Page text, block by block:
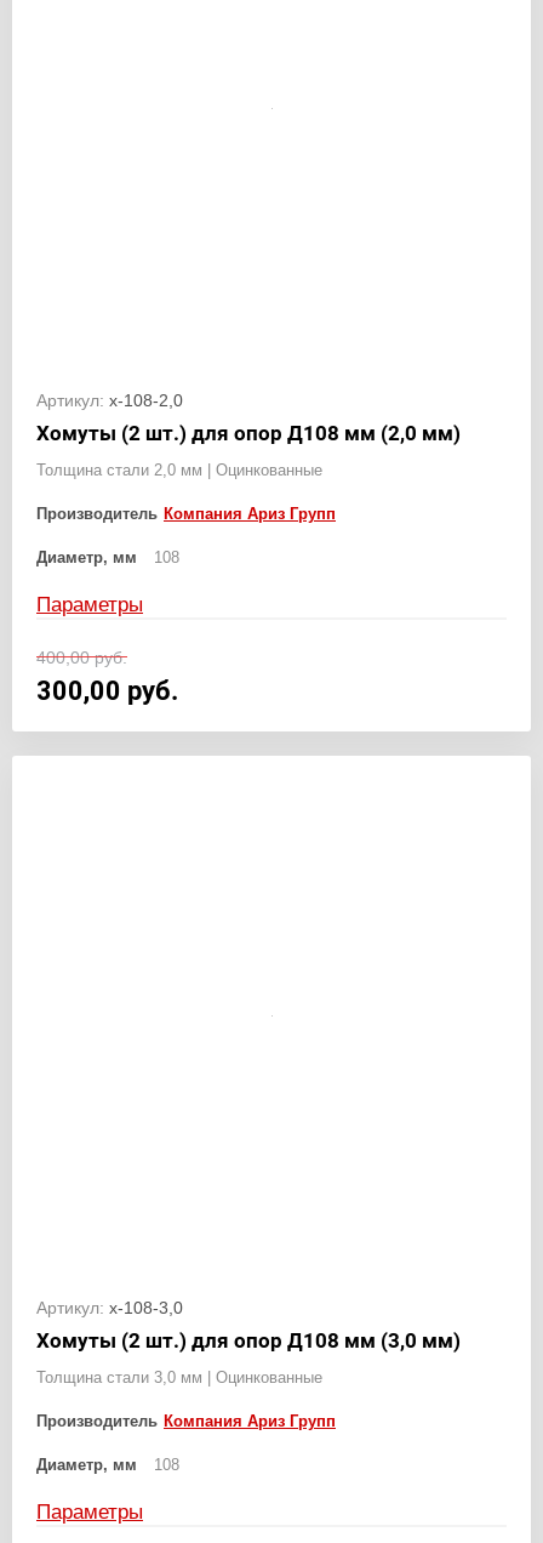
Артикул: х-108-2,0
Хомуты (2 шт.) для опор Д108 мм (2,0 мм)
Толщина стали 2,0 мм | Оцинкованные
Производитель Компания Ариз Групп
Диаметр, мм 108
Параметры
400,00руб.
300,00 руб.
Артикул: х-108-3,0
Хомуты (2 шт.) для опор Д108 мм (3,0 мм)
Толщина стали 3,0 мм | Оцинкованные
Производитель Компания Ариз Групп
Диаметр, мм 108
Параметры